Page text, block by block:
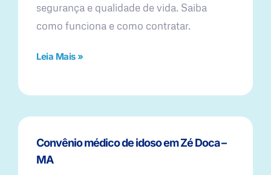
segurança e qualidade de vida. Saiba
como funciona e como contratar.
Leia Mais »
Convênio médico de idoso em Zé Doca –
MA